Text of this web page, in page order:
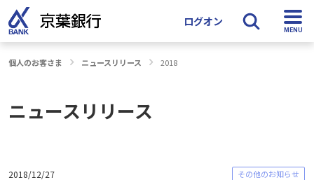
ログオン
個人のお客さま ニュースリリース 2018
ニュースリリース
2018/12/27 その他のお知らせ